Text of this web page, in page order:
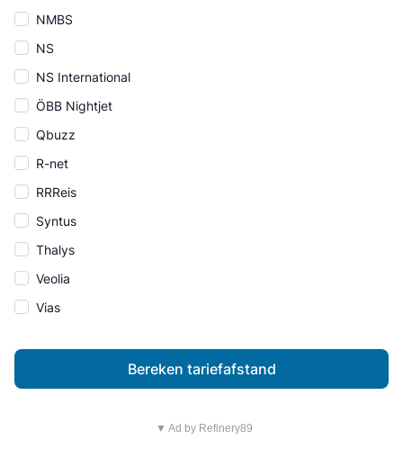
NMBS
NS
NS International
ÖBB Nightjet
Qbuzz
R-net
RRReis
Syntus
Thalys
Veolia
Vias
Bereken tariefafstand
▼ Ad by Refinery89